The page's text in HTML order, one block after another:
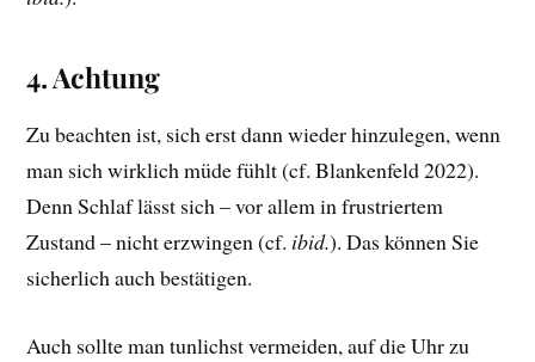
4. Achtung
Zu beachten ist, sich erst dann wieder hinzulegen, wenn
man sich wirklich müde fühlt (cf. Blankenfeld 2022).
Denn Schlaf lässt sich – vor allem in frustriertem
Zustand – nicht erzwingen (cf. ibid.). Das können Sie
sicherlich auch bestätigen.
Auch sollte man tunlichst vermeiden, auf die Uhr zu